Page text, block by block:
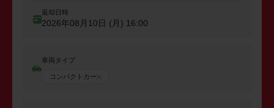
返却日時
2026年08月10日 (月) 16:00
車両タイプ
コンパクトカー